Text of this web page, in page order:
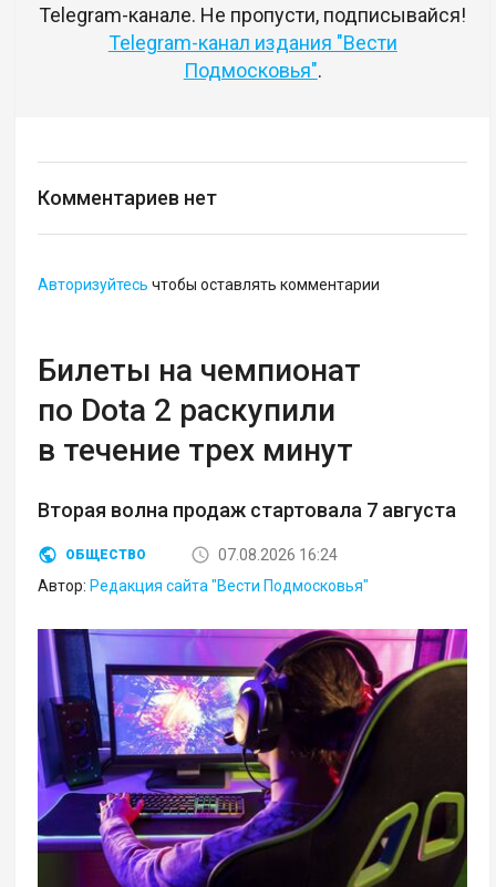
Telegram-канале. Не пропусти, подписывайся!
Telegram-канал издания "Вести
Подмосковья".
Комментариев нет
Авторизуйтесь чтобы оставлять комментарии
Билеты на чемпионат
по Dota 2 раскупили
в течение трех минут
Вторая волна продаж стартовала 7 августа
ОБЩЕСТВО
07.08.2026 16:24
Автор: Редакция сайта "Вести Подмосковья"